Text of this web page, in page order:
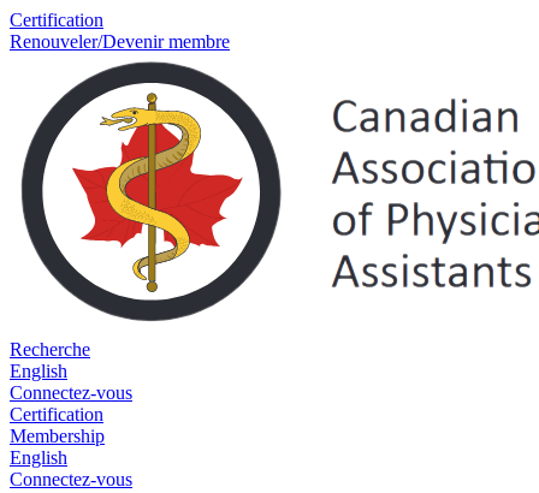
Certification
Renouveler/Devenir membre
Recherche
English
Connectez-vous
Certification
Membership
English
Connectez-vous